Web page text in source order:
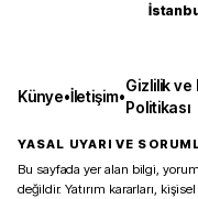
Künye•İletişim•
Gizlilik ve
Politikası
YASAL UYARI VE
Bu sayfada yer alan bilgi, yorum
değildir. Yatırım kararları,